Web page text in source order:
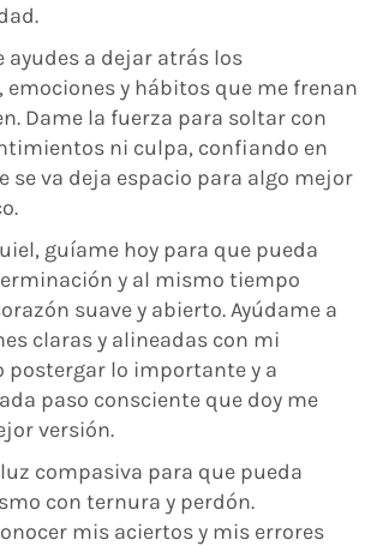
ayudes a dejar atrás los
y hábitos que me frenan
Dame la fuerza para soltar con
ni culpa, confiando en
se va deja espacio para algo mejor
guíame hoy para que pueda
y al mismo tiempo
suave y abierto. Ayúdame a
claras y alineadas con mi
postergar lo importante y a
paso consciente que doy me
versión.
compasiva para que pueda
con ternura y perdón.
mis aciertos y mis errores